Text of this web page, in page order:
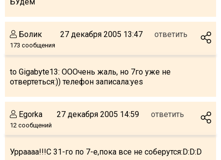
Болик
173 сообщения
27 декабря 2005 13:47 ответить
to Gigabyte13: ОООчень жаль, но 7го уже не
отвертеться:)) телефон записала:yes
Egorka
12 сообщений
27 декабря 2005 14:59 ответить
Урраааа!!!С 31-го по 7-е,пока все не соберутся:D:D:D
ГРУЗИЯ
О Грузии
Визы и Документы
Деньги
Галерея
Отчеты